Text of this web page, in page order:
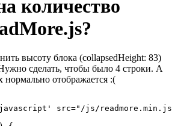
количество
высоту блока (collapsedHeight: 83)
сделать, чтобы было 4 строки. А
нормально отображается :(
src="/js/